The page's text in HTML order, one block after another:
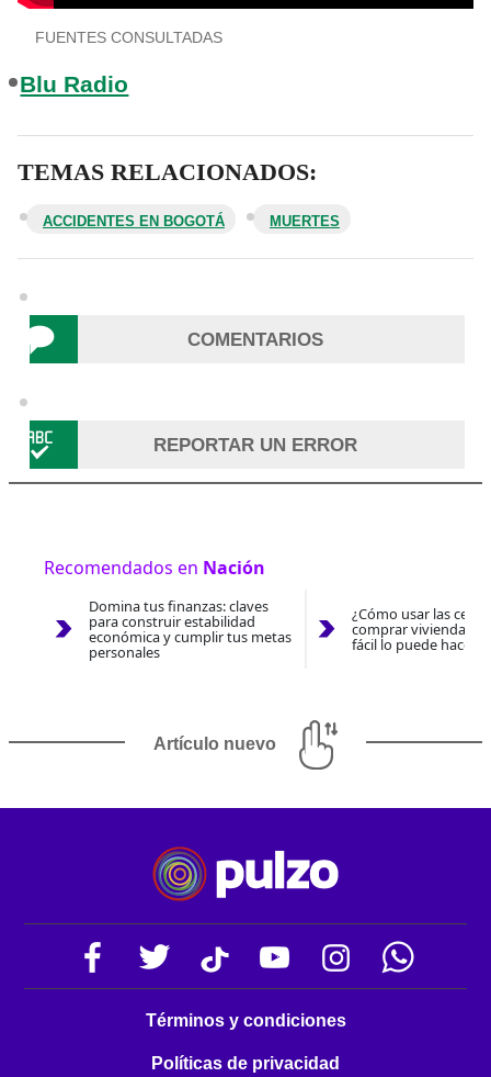
FUENTES CONSULTADAS
Blu Radio
TEMAS RELACIONADOS:
ACCIDENTES EN BOGOTÁ MUERTES
COMENTARIOS
REPORTAR UN ERROR
Recomendados en Nación
Domina tus finanzas: claves
para construir estabilidad
económica y cumplir tus metas
personales
¿Cómo usar las
comprar vivienda
fácil lo puede hacer
Artículo nuevo
Términos y condiciones
Políticas de privacidad